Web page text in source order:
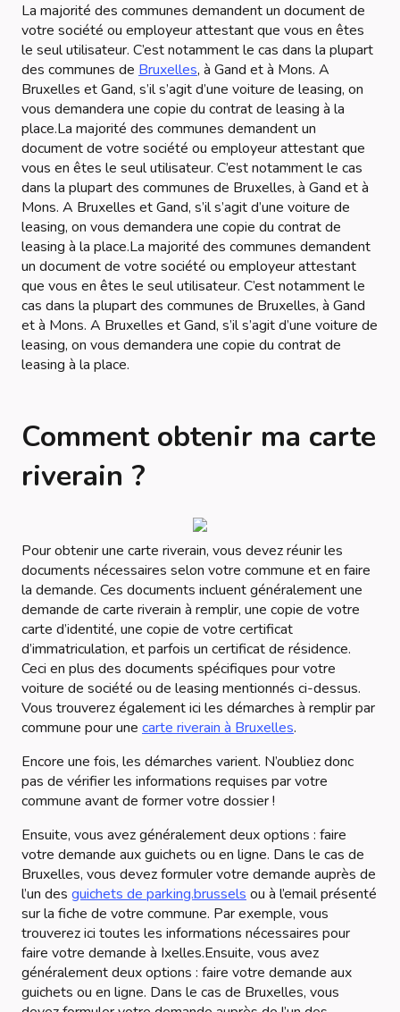
La majorité des communes demandent un document de
votre société ou employeur attestant que vous en êtes
le seul utilisateur. C’est notamment le cas dans la plupart
des communes de Bruxelles, à Gand et à Mons. A
Bruxelles et Gand, s’il s’agit d’une voiture de leasing, on
vous demandera une copie du contrat de leasing à la
place.La majorité des communes demandent un
document de votre société ou employeur attestant que
vous en êtes le seul utilisateur. C’est notamment le cas
dans la plupart des communes de Bruxelles, à Gand et à
Mons. A Bruxelles et Gand, s’il s’agit d’une voiture de
leasing, on vous demandera une copie du contrat de
leasing à la place.La majorité des communes demandent
un document de votre société ou employeur attestant
que vous en êtes le seul utilisateur. C’est notamment le
cas dans la plupart des communes de Bruxelles, à Gand
et à Mons. A Bruxelles et Gand, s’il s’agit d’une voiture de
leasing, on vous demandera une copie du contrat de
leasing à la place.
Comment obtenir ma carte
riverain ?
Pour obtenir une carte riverain, vous devez réunir les
documents nécessaires selon votre commune et en faire
la demande. Ces documents incluent généralement une
demande de carte riverain à remplir, une copie de votre
carte d’identité, une copie de votre certificat
d’immatriculation, et parfois un certificat de résidence.
Ceci en plus des documents spécifiques pour votre
voiture de société ou de leasing mentionnés ci-dessus.
Vous trouverez également ici les démarches à remplir par
commune pour une carte riverain à Bruxelles.
Encore une fois, les démarches varient. N’oubliez donc
pas de vérifier les informations requises par votre
commune avant de former votre dossier !
Ensuite, vous avez généralement deux options : faire
votre demande aux guichets ou en ligne. Dans le cas de
Bruxelles, vous devez formuler votre demande auprès de
l’un des guichets de parking.brussels ou à l’email présenté
sur la fiche de votre commune. Par exemple, vous
trouverez ici toutes les informations nécessaires pour
faire votre demande à Ixelles.Ensuite, vous avez
généralement deux options : faire votre demande aux
guichets ou en ligne. Dans le cas de Bruxelles, vous